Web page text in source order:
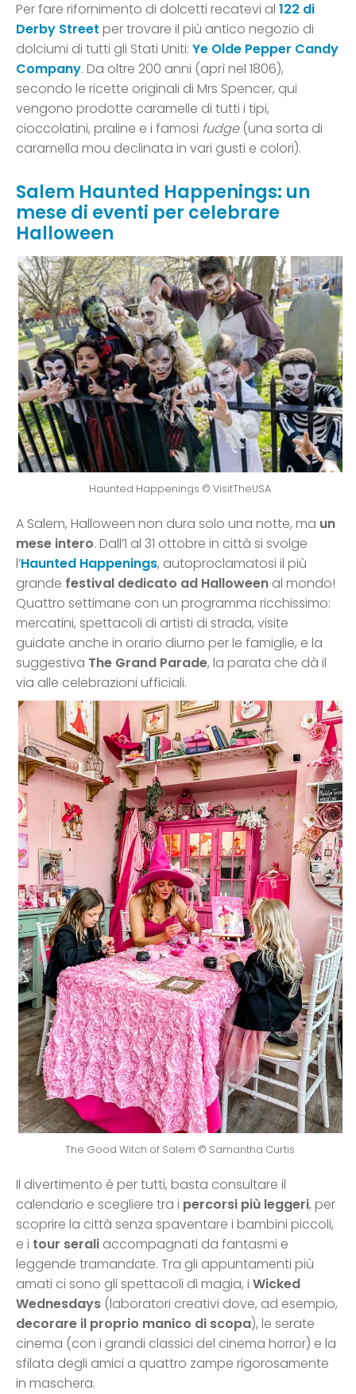
Per fare rifornimento di dolcetti recatevi al 122 di
Derby Street per trovare il più antico negozio di
dolciumi di tutti gli Stati Uniti: Ye Olde Pepper Candy
Company. Da oltre 200 anni (aprì nel 1806),
secondo le ricette originali di Mrs Spencer, qui
vengono prodotte caramelle di tutti i tipi,
cioccolatini, praline e i famosi fudge(una sorta di
caramella mou declinata in vari gusti e colori).
Salem Haunted Happenings: un
mese di eventi per celebrare
Halloween
Haunted Happenings © VisitTheUSA
A Salem, Halloween non dura solo una notte, ma un
mese intero. Dall’1 al 31 ottobre in città si svolge
l’Haunted Happenings, autoproclamatosi il più
grande festival dedicato ad Halloween al mondo!
Quattro settimane con un programma ricchissimo:
mercatini, spettacoli di artisti di strada, visite
guidate anche in orario diurno per le famiglie, e la
suggestiva The Grand Parade, la parata che dà il
via alle celebrazioni ufficiali.
The Good Witch of Salem © Samantha Curtis
Il divertimento è per tutti, basta consultare il
calendario e scegliere tra i percorsi più leggeri, per
scoprire la città senza spaventare i bambini piccoli,
e i tour serali accompagnati da fantasmi e
leggende tramandate. Tra gli appuntamenti più
amati ci sono gli spettacoli di magia, i Wicked
Wednesdays (laboratori creativi dove, ad esempio,
decorare il proprio manico di scopa), le serate
cinema (con i grandi classici del cinema horror) e la
sfilata degli amici a quattro zampe rigorosamente
in maschera.